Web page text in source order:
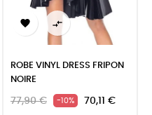
 
ROBE VINYL DRESS FRIPON
NOIRE
77,90 € -10% 70,11 €